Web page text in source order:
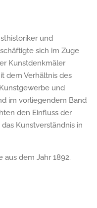
und
sich im Zuge
Kunstdenkmäler
dem Verhältnis des
und
im vorliegendem Band
den Einfluss der
Kunstverständnis in
aus dem Jahr 1892.